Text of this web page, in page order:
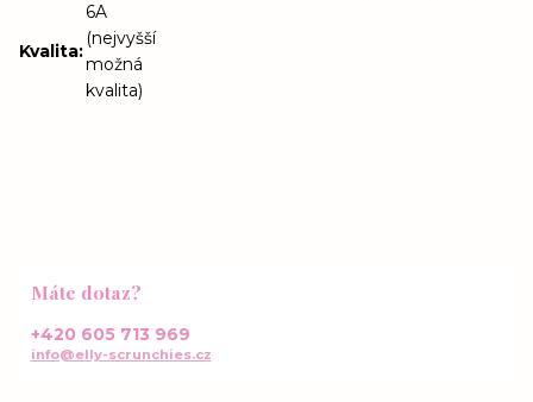
Kvalita:
6A
(nejvyšší
možná
kvalita)
Máte dotaz?
+420 605 713 969
info@elly-scrunchies.cz